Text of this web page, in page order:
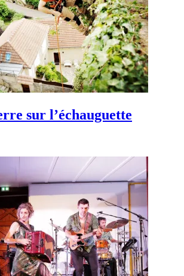
sur l’échauguette